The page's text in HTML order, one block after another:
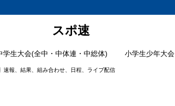
スポ速
学生大会(全中・中体連・中総体) 小学生少年大会
速報、結果、組み合わせ、日程、ライブ配信